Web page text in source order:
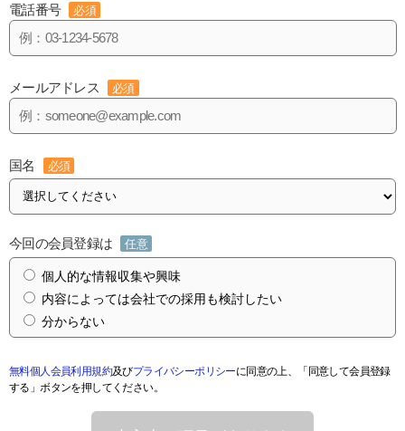
電話番号 必須
メールアドレス 必須
国名 必須
今回の会員登録は 任意
個人的な情報収集や興味
内容によっては会社での採用も検討したい
分からない
無料個人会員利用規約及びプライバシーポリシーに同意の上、「同意して会員登録
する」ボタンを押してください。